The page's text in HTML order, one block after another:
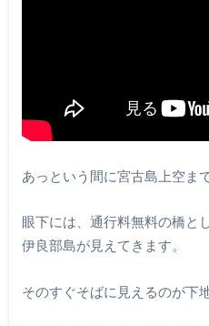
あっという間に宮古島上空ま
眼下には、通行料無料の橋と
伊良部島が見えてきます。
そのすぐそばに見えるのが下